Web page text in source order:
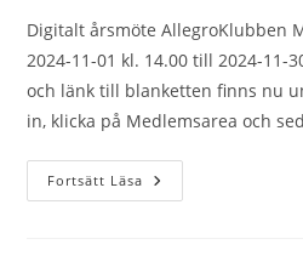
inlägget:
Digitalt årsmöte AllegroKlubben
2024-11-01 kl. 14.00 till 2024-11-
och länk till blanketten finns nu
in, klicka på Medlemsarea och
Fortsätt Läsa Årsmöte
2024